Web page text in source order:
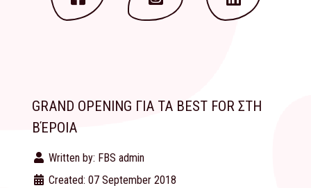
GRAND OPENING ΓΙΑ ΤΑ BEST FOR ΣΤΗ
ΒΈΡΟΙΑ
Written by: FBS admin
Created: 07 September 2018